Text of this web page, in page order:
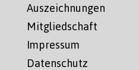
Auszeichnungen
Mitgliedschaft
Impressum
Datenschutz